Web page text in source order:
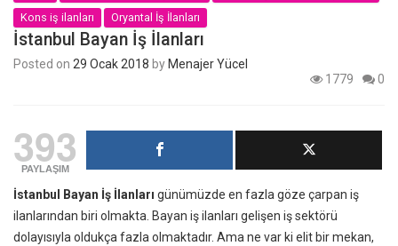
Kons iş ilanları
Oryantal İş İlanları
İstanbul Bayan İş İlanları
Posted on 29 Ocak 2018 by Menajer Yücel
1779
0
393
PAYLAŞIM
İstanbul Bayan İş İlanları günümüzde en fazla göze çarpan iş
ilanlarından biri olmakta. Bayan iş ilanları gelişen iş sektörü
dolayısıyla oldukça fazla olmaktadır. Ama ne var ki elit bir mekan,